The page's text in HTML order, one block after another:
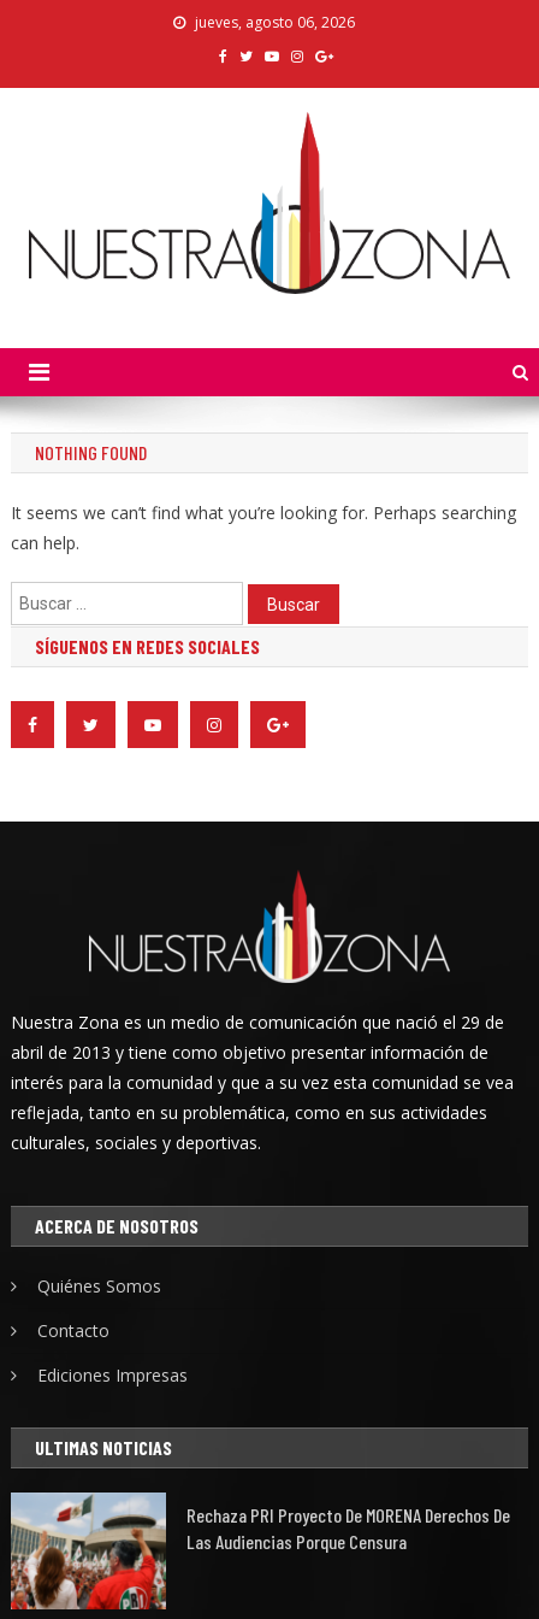
jueves, agosto 06, 2026
NOTHING FOUND
It seems we can’t find what you’re looking for. Perhaps searching
can help.
Buscar:
SÍGUENOS EN REDES SOCIALES
Nuestra Zona es un medio de comunicación que nació el 29 de
abril de 2013 y tiene como objetivo presentar información de
interés para la comunidad y que a su vez esta comunidad se vea
reflejada, tanto en su problemática, como en sus actividades
culturales, sociales y deportivas.
ACERCA DE NOSOTROS
Quiénes Somos
Contacto
Ediciones Impresas
ULTIMAS NOTICIAS
Rechaza PRI Proyecto De MORENA Derechos De
Las Audiencias Porque Censura